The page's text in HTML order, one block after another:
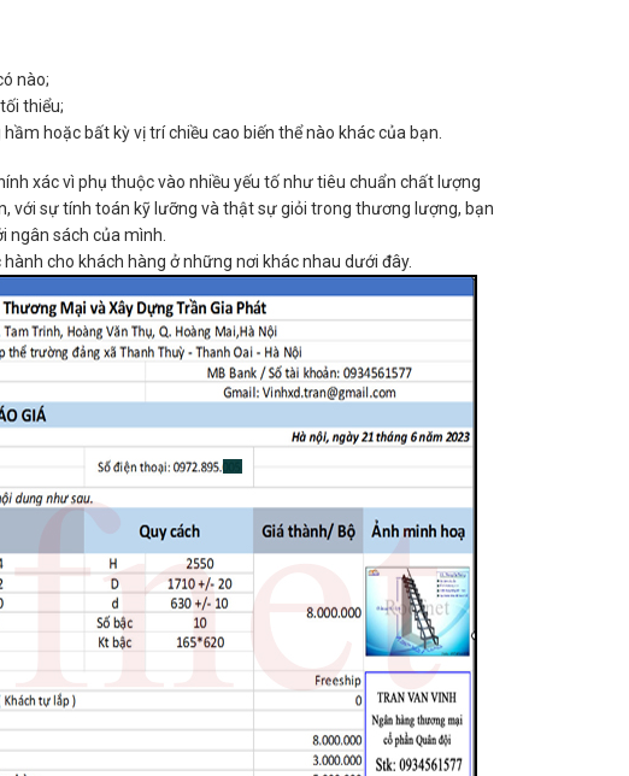
nào;
thiểu;
hoặc bất kỳ vị trí chiều cao biến thể nào khác của bạn.
xác vì phụ thuộc vào nhiều yếu tố như tiêu chuẩn chất lượng
với sự tính toán kỹ lưỡng và thật sự giỏi trong thương lượng, bạn
ngân sách của mình.
cho khách hàng ở những nơi khác nhau dưới đây.